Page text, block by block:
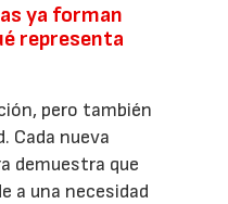
ya forman
representa
pero también
Cada nueva
demuestra que
a una necesidad